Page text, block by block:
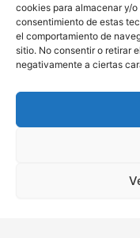
cookies para almacenar y/
consentimiento de estas
el comportamiento de
sitio. No consentir o retirar
negativamente a ciertas
Ver Política de
Luis Pérez & Asociados.